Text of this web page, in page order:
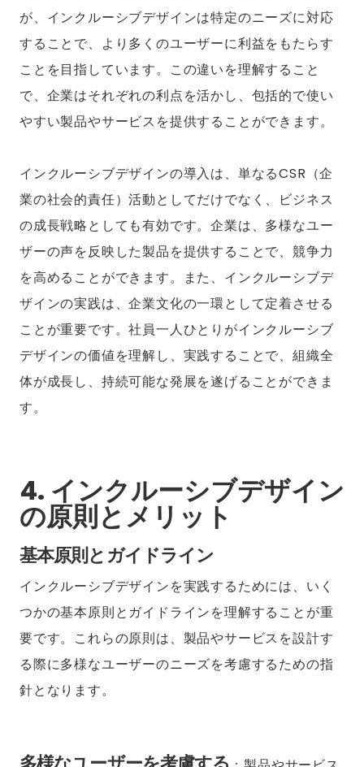
が、インクルーシブデザインは特定のニーズに対応
することで、より多くのユーザーに利益をもたらす
ことを目指しています。この違いを理解すること
で、企業はそれぞれの利点を活かし、包括的で使い
やすい製品やサービスを提供することができます。
インクルーシブデザインの導入は、単なるCSR（企
業の社会的責任）活動としてだけでなく、ビジネス
の成長戦略としても有効です。企業は、多様なユー
ザーの声を反映した製品を提供することで、競争力
を高めることができます。また、インクルーシブデ
ザインの実践は、企業文化の一環として定着させる
ことが重要です。社員一人ひとりがインクルーシブ
デザインの価値を理解し、実践することで、組織全
体が成長し、持続可能な発展を遂げることができま
す。
4. インクルーシブデザイン
の原則とメリット
基本原則とガイドライン
インクルーシブデザインを実践するためには、いく
つかの基本原則とガイドラインを理解することが重
要です。これらの原則は、製品やサービスを設計す
る際に多様なユーザーのニーズを考慮するための指
針となります。